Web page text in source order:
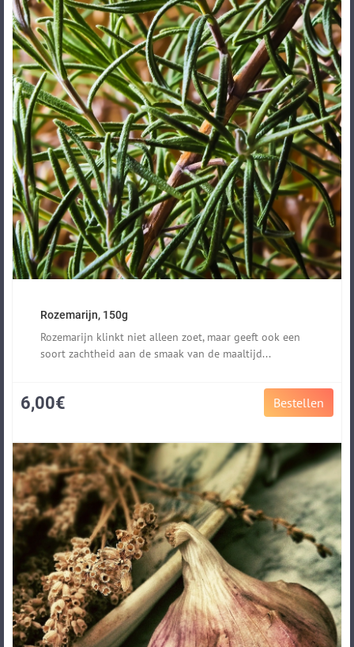
Rozemarijn, 150g
Rozemarijn klinkt niet alleen zoet, maar geeft ook een
soort zachtheid aan de smaak van de maaltijd...
Bestellen
6,00€